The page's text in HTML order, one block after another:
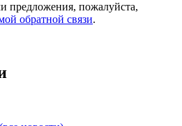
предложения, пожалуйста,
обратной связи.